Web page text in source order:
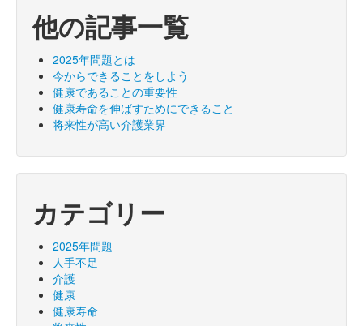
他の記事一覧
2025年問題とは
今からできることをしよう
健康であることの重要性
健康寿命を伸ばすためにできること
将来性が高い介護業界
カテゴリー
2025年問題
人手不足
介護
健康
健康寿命